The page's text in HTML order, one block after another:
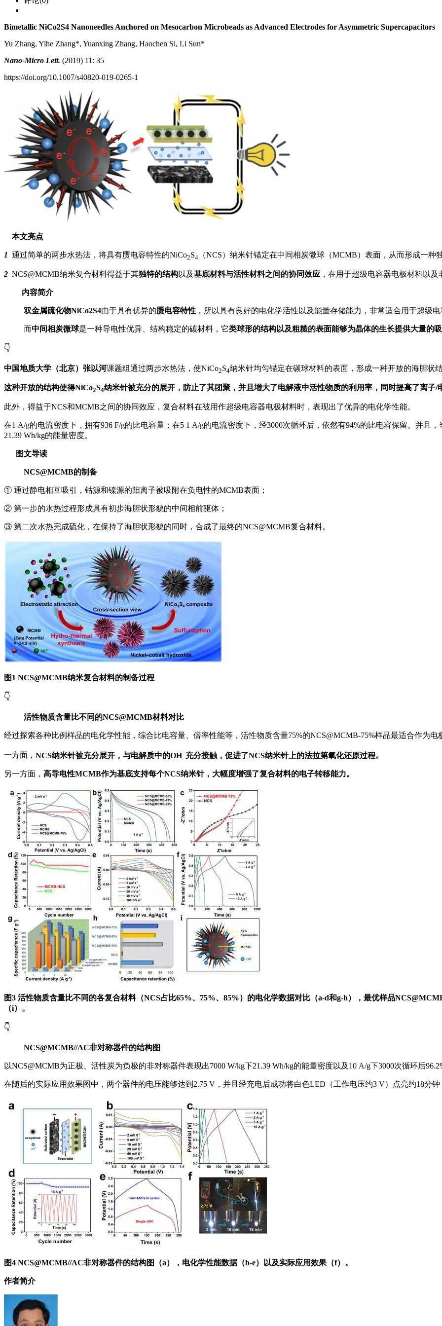
Bimetallic NiCo2S4 Nanoneedles Anchored on Mesocarbon Microbeads as Advanced Electrodes for Asymmetric Supercapacitors
Yu Zhang, Yihe Zhang*, Yuanxing Zhang, Haochen Si, Li Sun*
Nano-Micro Lett. (2019) 11: 35
https://doi.org/10.1007/s40820-019-0265-1
本文亮点
1 通过简单的两步水热法，将具有赝电容特性的NiCo2S4 （NCS）纳米针锚定在中间相炭微球（MCMB）表面，从而形成一种
2 NCS@MCMB纳米复合材料得益于其独特的结构以及基底材料与活性材料之间的协同效应 ，在用于超级电容器电极材料以
内容简介
双金属硫化物NiCo2S4由于具有优异的赝电容特性 ，所以具有良好的电化学活性以及能量存储能力，非常适合用于超级
而中间相炭微球是一种导电性优异、结构稳定的碳材料，它类球形的结构以及粗糙的表面能够为晶体的生长提供大量的
👇
中国地质大学（北京）张以河课题组通过两步水热法，使NiCo2S4纳米针均匀锚定在碳球材料的表面，形成一种开放的海胆状
这种开放的结构使得NiCo2S4纳米针被充分的展开，防止了其团聚， 并且增大了电解液中活性物质的利用率，同时提高了离子/
此外，得益于NCS和MCMB之间的协同效应，复合材料在被用作超级电容器电极材料时，表现出了优异的电化学性能。
在1 A/g的电流密度下，拥有936 F/g的比电容量；在5 1 A/g的电流密度下，经3000次循环后，依然有94%的比电容保留。并且
21.39 Wh/kg的能量密度。
图文导读
NCS@MCMB的制备
① 通过静电相互吸引，钴源和镍源的阳离子被吸附在负电性的MCMB表面；
② 第一步的水热过程形成具有初步海胆状形貌的中间相前驱体；
③ 第二次水热完成硫化，在保持了海胆状形貌的同时，合成了最终的NCS@MCMB复合材料。
图1 NCS@MCMB纳米复合材料的制备过程
👇
活性物质含量比不同的NCS@MCMB材料对比
经过探索各种比例样品的电化学性能，综合比电容量、倍率性能等，活性物质含量75%的NCS@MCMB-75%样品最适合作为电
一方面， NCS纳米针被充分展开，与电解质中的OH–充分接触，促进了NCS纳米针上的法拉第氧化还原过程。
另一方面， 高导电性MCMB作为基底支持每个NCS纳米针，大幅度增强了复合材料的电子转移能力。
图3 活性物质含量比不同的各复合材料（NCS占比65%、75%、85%）的电化学数据对比（a-d和g-h），最优样品
（i）。
👇
NCS@MCMB//AC非对称器件的结构图
以NCS@MCMB为正极、活性炭为负极的非对称器件表现出7000 W/kg下21.39 Wh/kg的能量密度以及10 A/g下3000次循环后
在随后的实际应用效果图中，两个器件的电压能够达到2.75 V，并且经充电后成功将白色LED（工作电压约3 V）点亮约18分钟
图4 NCS@MCMB//AC非对称器件的结构图（a），电化学性能数据（b-e）以及实际应用效果（f）。
作者简介